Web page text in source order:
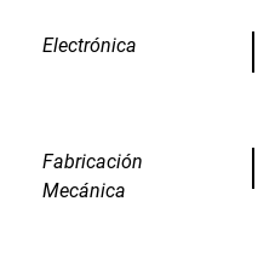
Electrónica
Fabricación
Mecánica